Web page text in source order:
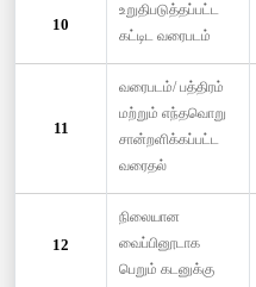
10
உறுதிபடுத்தப்பட்ட
கட்டிட வரைபடம்
11
வரைபடம்/ பத்திரம்
மற்றும் எந்தவொறு
சான்றளிக்கப்பட்ட
வரைதல்
12
நிலையான
வைப்பினூடாக
பெறும் கடனுக்கு